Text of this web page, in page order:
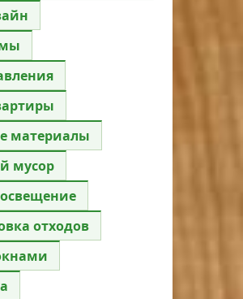
материалы
мусор
отходов